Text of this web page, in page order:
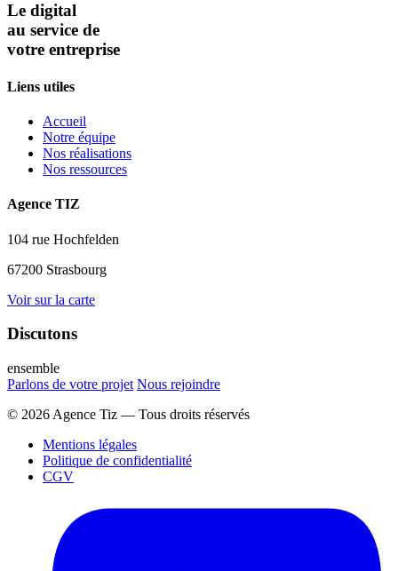
Le digital
au service de
votre entreprise
Liens utiles
Accueil
Notre équipe
Nos réalisations
Nos ressources
Agence TIZ
104 rue Hochfelden
67200 Strasbourg
Voir sur la carte
Discutons
ensemble
Parlons de votre projet Nous rejoindre
© 2026 Agence Tiz — Tous droits réservés
Mentions légales
Politique de confidentialité
CGV